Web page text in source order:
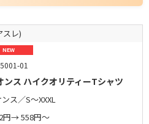
レ)
NEW
01
ンス ハイクオリティーTシャツ
ス／S～XXXL
円→558円～